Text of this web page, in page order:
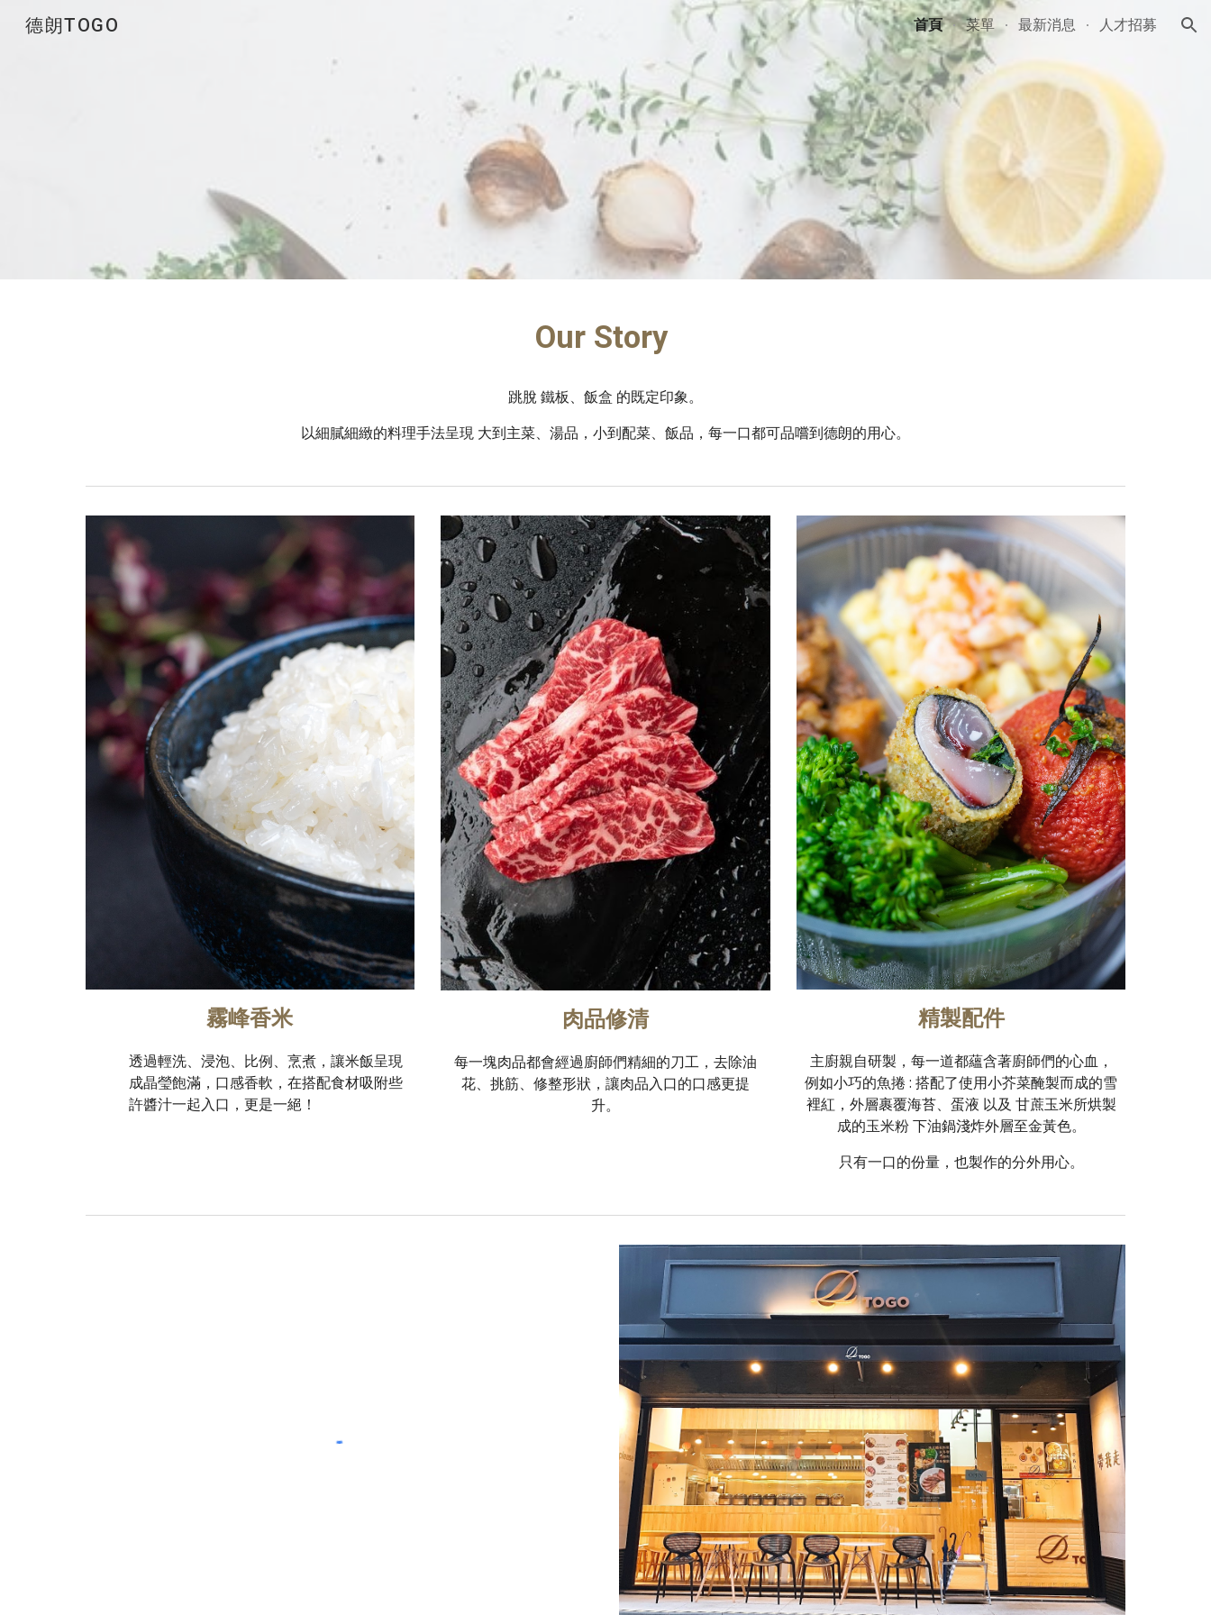
Skip to navigation
德朗TOGO 首頁 菜單 最新消息 人才招募
Our Story
跳脫 鐵板、飯盒 的既定印象。
以細膩細緻的料理手法呈現 大到主菜、湯品，小到配菜、飯品，每一口都可品嚐到德朗的用心。
霧峰香米
透過輕洗、浸泡、比例、烹煮，讓米飯呈現
成晶瑩飽滿，口感香軟，在搭配食材吸附些
許醬汁一起入口，更是一絕！
肉品修清
每一塊肉品都會經過廚師們精細的刀工，去除油
花、挑筋、修整形狀，讓肉品入口的口感更提
升。
精製配件
主廚親自研製，每一道都蘊含著廚師們的心血，
例如小巧的魚捲 : 搭配了使用小芥菜醃製而成的雪
裡紅，外層裹覆海苔、蛋液 以及 甘蔗玉米所烘製
成的玉米粉 下油鍋淺炸外層至金黃色。
只有一口的份量，也製作的分外用心。